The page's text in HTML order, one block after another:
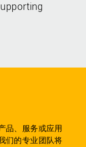
品、服务或应用
们的专业团队将